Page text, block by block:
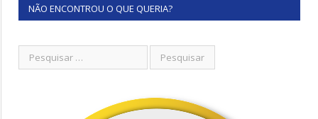
NÃO ENCONTROU O QUE QUERIA?